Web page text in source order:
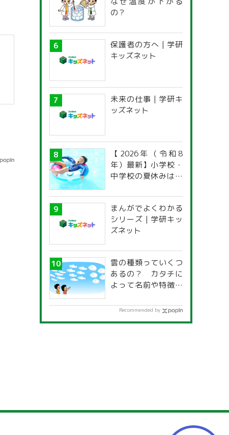
の？
保護者の方へ | 学研
キッズネット
未来の仕事 | 学研キ
ッズネット
【2026年（令和8
年）最新】小学校・
中学校の夏休みはい
道府県別「夏季休暇
一覧」
まんがでよくわかる
シリーズ | 学研キッ
ズネット
雲の種類っていくつ
あるの？ カタチに
よって名前や特徴が
Recommended by